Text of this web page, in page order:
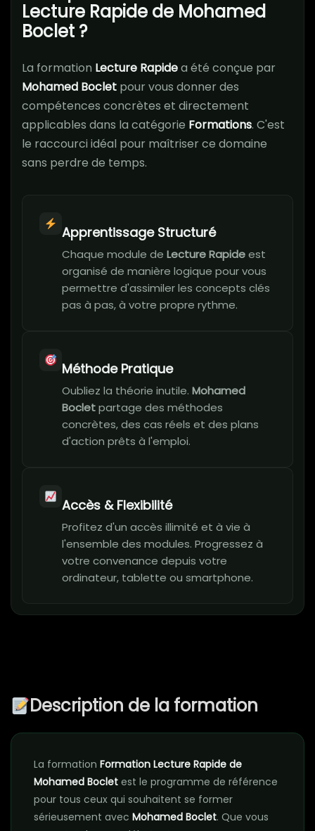
Lecture Rapide de Mohamed
Boclet ?
La formation Lecture Rapidea été conçue par
Mohamed Boclet pour vous donner des
compétences concrètes et directement
applicables dans la catégorie Formations. C'est
le raccourci idéal pour maîtriser ce domaine
sans perdre de temps.
Apprentissage Structuré
Chaque module de Lecture Rapideest
organisé de manière logique pour vous
permettre d'assimiler les concepts clés
pas à pas, à votre propre rythme.
Méthode Pratique
Oubliez la théorie inutile. Mohamed
Bocletpartage des méthodes
concrètes, des cas réels et des plans
d'action prêts à l'emploi.
Accès & Flexibilité
Profitez d'un accès illimité et à vie à
l'ensemble des modules. Progressez à
votre convenance depuis votre
ordinateur, tablette ou smartphone.
Description de la formation
La formation Formation Lecture Rapide de
Mohamed Boclet est le programme de référence
pour tous ceux qui souhaitent se former
sérieusement avec Mohamed Boclet. Que vous